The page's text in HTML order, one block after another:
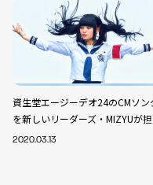
資生堂エージーデオ24のCMソン
を新しいリーダーズ・MIZYUが
2020.03.13